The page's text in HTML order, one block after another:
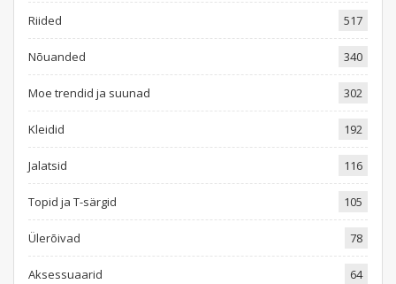
Riided 517
Nõuanded 340
Moe trendid ja suunad 302
Kleidid 192
Jalatsid 116
Topid ja T-särgid 105
Ülerõivad 78
Aksessuaarid 64